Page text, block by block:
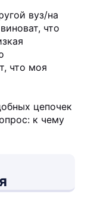
вуз/на
что
что моя
цепочек
к чему